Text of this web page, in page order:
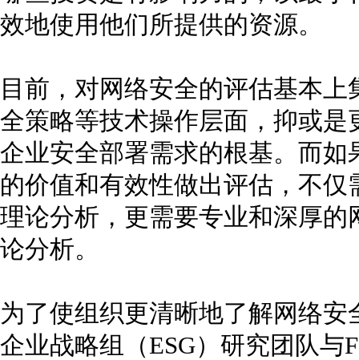
效地使用他们所提供的资源。
目前，对网络安全的评估基本
全策略等技术操作层面，抑或
企业安全部署需求的根基。而
的价值和有效性做出评估，不
理论分析，更需要专业和深厚
论分析。
为了使组织更清晰地了解网络
企业战略组（ESG）研究团队与